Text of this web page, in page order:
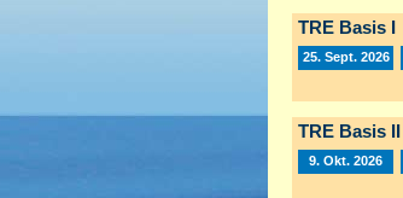
TRE Basis I
25. Sept. 2026
TRE Basis II
9. Okt. 2026